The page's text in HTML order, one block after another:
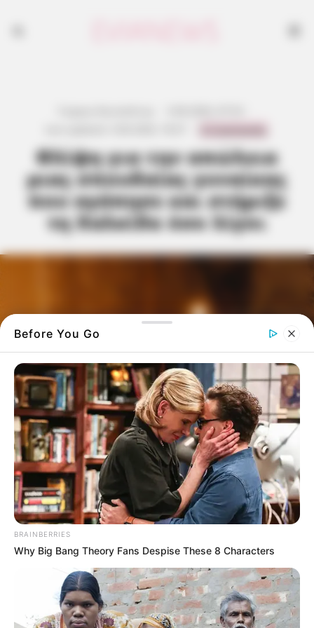
Θλίψη για την απώλεια
μιας σπουδαίας γυναίκας
που αγάπησε και στήριξε
τη Χαλκίδα όσο λίγοι
Θλίψη επικρατεί στην τοπική κοινωνία της
Χαλκίδας, αλλά και στον ακαδημαϊκό κόσμο,
από την είδηση της απώλειας της Ελένης
Before You Go
BRAINBERRIES
Why Big Bang Theory Fans Despise These 8 Characters